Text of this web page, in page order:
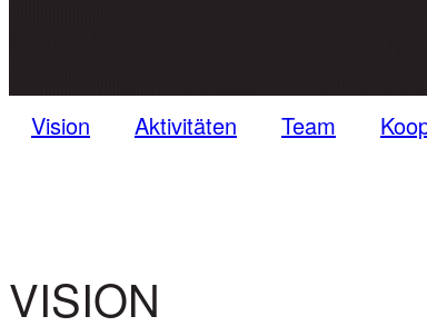
Vision Aktivitäten Team
VISION